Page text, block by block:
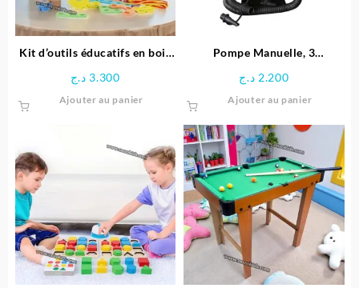
Kit d’outils éducatifs en bois
3.300 د.ج
Ajouter au panier
Pompe Manuelle, 3
Plastique – Noir
2.200 د.ج
Ajouter au panier